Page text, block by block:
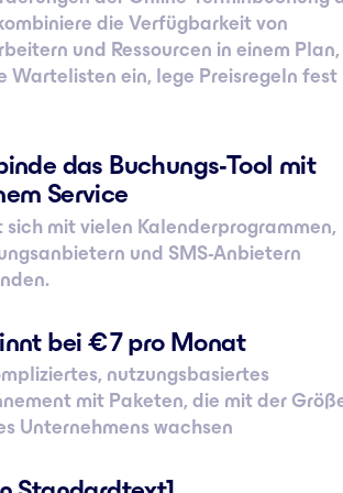
die Verfügbarkeit von
und Ressourcen in einem Plan,
Wartelisten ein, lege Preisregeln fest
das Buchungs-Tool mit
Service
sich mit vielen Kalenderprogrammen,
und SMS-Anbietern
bei € 7 pro Monat
nutzungsbasiertes
mit Paketen, die mit der
Unternehmens wachsen